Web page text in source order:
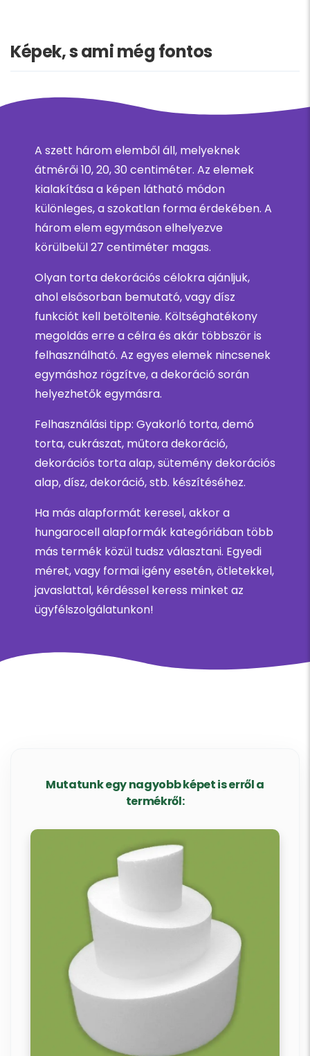
Képek, s ami még fontos
A szett három elemből áll, melyeknek
átmérői 10, 20, 30 centiméter. Az elemek
kialakítása a képen látható módon
különleges, a szokatlan forma érdekében. A
három elem egymáson elhelyezve
körülbelül 27 centiméter magas.
Olyan torta dekorációs célokra ajánljuk,
ahol elsősorban bemutató, vagy dísz
funkciót kell betöltenie. Költséghatékony
megoldás erre a célra és akár többször is
felhasználható. Az egyes elemek nincsenek
egymáshoz rögzítve, a dekoráció során
helyezhetők egymásra.
Felhasználási tipp: Gyakorló torta, demó
torta, cukrászat, műtora dekoráció,
dekorációs torta alap, sütemény dekorációs
alap, dísz, dekoráció, stb. készítéséhez.
Ha más alapformát keresel, akkor a
hungarocell alapformák kategóriában több
más termék közül tudsz választani. Egyedi
méret, vagy formai igény esetén, ötletekkel,
javaslattal, kérdéssel keress minket az
ügyfélszolgálatunkon!
Mutatunk egy nagyobb képet is erről a
termékről: